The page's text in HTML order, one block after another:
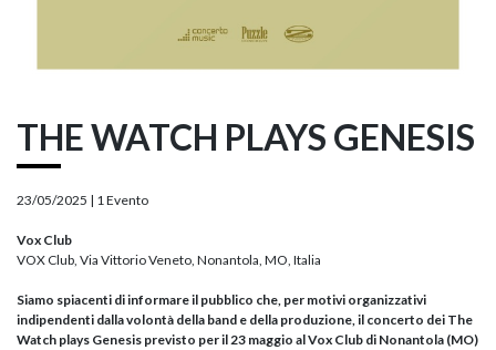
THE WATCH PLAYS GENESIS
23/05/2025 | 1 Evento
Vox Club
VOX Club, Via Vittorio Veneto, Nonantola, MO, Italia
Siamo spiacenti di informare il pubblico che, per motivi organizzativi
indipendenti dalla volontà della band e della produzione, il concerto dei The
Watch plays Genesis previsto per il 23 maggio al Vox Club di Nonantola (MO)